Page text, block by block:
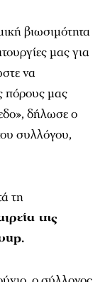
βιωσιμότητα
μας για
να
πόρους μας
δήλωσε ο
συλλόγου,
τη
της